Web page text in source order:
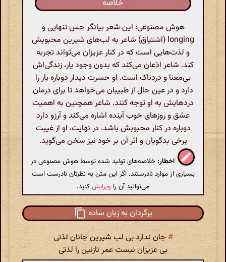
خلاصه
هوش مصنوعی: این شعر بیانگر حس تنهایی و
longing (اشتياق) شاعر به لب‌های شیرین محبوبش
و لذت‌هایی است که در کنار عزیزان می‌تواند تجربه
کند. شاعر اذعان می‌کند که بدون وجود یار، زندگی‌اش
بی‌معنا و دردناک است. او حسرت دیدار دوباره یار را
دارد و در عین حال از طبیبان می‌خواهد تا برای درمان
دردهایش به او توجه کنند. شاعر همچنین به اهمیت
عشق و روزهای خوب آینده اشاره می‌کند و آرزو دارد
دوباره در کنار محبوبش باشد. در نهایت، او از غیبت
برخی بدگویان و اثر آن بر خود نیز سخن می‌گوید.
اخطار: خلاصه‌های تولید شده توسط هوش مصنوعی در
بسیاری از موارد نادرستند. اگر این متن به نظرتان نادرست است
می‌توانید آن را ویرایشکنید.
برگردان به زبان ساده
# جان ندارد بی لب شیرین جانان لذتی
بی عزیزان نیست عمر نازنین را لذتی